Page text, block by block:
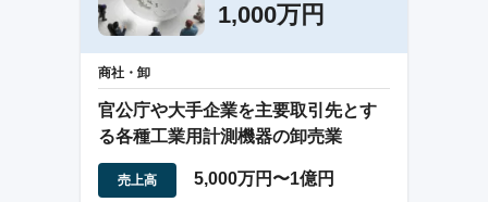
1,000万円
商社・卸
官公庁や大手企業を主要取引先とす
る各種工業用計測機器の卸売業
売上高 5,000万円〜1億円